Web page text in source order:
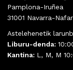
Pamplona-Iruñea
31001 Navarra-
Astelehenetik
Liburu-denda:
Kantina: L, M, M